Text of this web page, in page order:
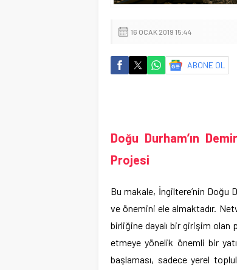
16 OCAK 2019 15:44
ABONE OL
Doğu Durham’ın
Projesi
Bu makale, İngiltere’nin Doğu
ve önemini ele almaktadır.
birliğine dayalı bir girişim olan
etmeye yönelik önemli bir
başlaması, sadece yerel